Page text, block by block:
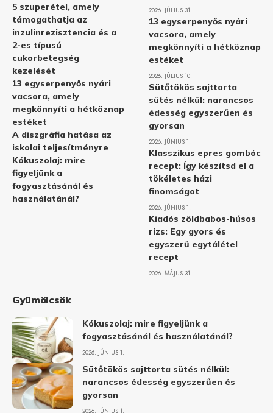
5 szuperétel, amely
támogathatja az
inzulinrezisztencia és a
2-es típusú
cukorbetegség
kezelését
13 egyserpenyős nyári
vacsora, amely
megkönnyíti a hétköznap
estéket
A diszgráfia hatása az
iskolai teljesítményre
Kókuszolaj: mire
figyeljünk a
fogyasztásánál és
használatánál?
2026. JÚLIUS 31.
13 egyserpenyős nyári
vacsora, amely
megkönnyíti a hétköznap
estéket
2026. JÚLIUS 10.
Sütőtökös sajttorta
sütés nélkül: narancsos
édesség egyszerűen és
gyorsan
2026. JÚNIUS 1.
Klasszikus epres gombóc
recept: Így készítsd el a
tökéletes házi
finomságot
2026. JÚNIUS 1.
Kiadós zöldbabos-húsos
rizs: Egy gyors és
egyszerű egytálétel
recept
2026. MÁJUS 31.
Gyümölcsök
Kókuszolaj: mire figyeljünk a
fogyasztásánál és használatánál?
2026. JÚNIUS 1.
Sütőtökös sajttorta sütés nélkül:
narancsos édesség egyszerűen és
gyorsan
2026. JÚNIUS 1.